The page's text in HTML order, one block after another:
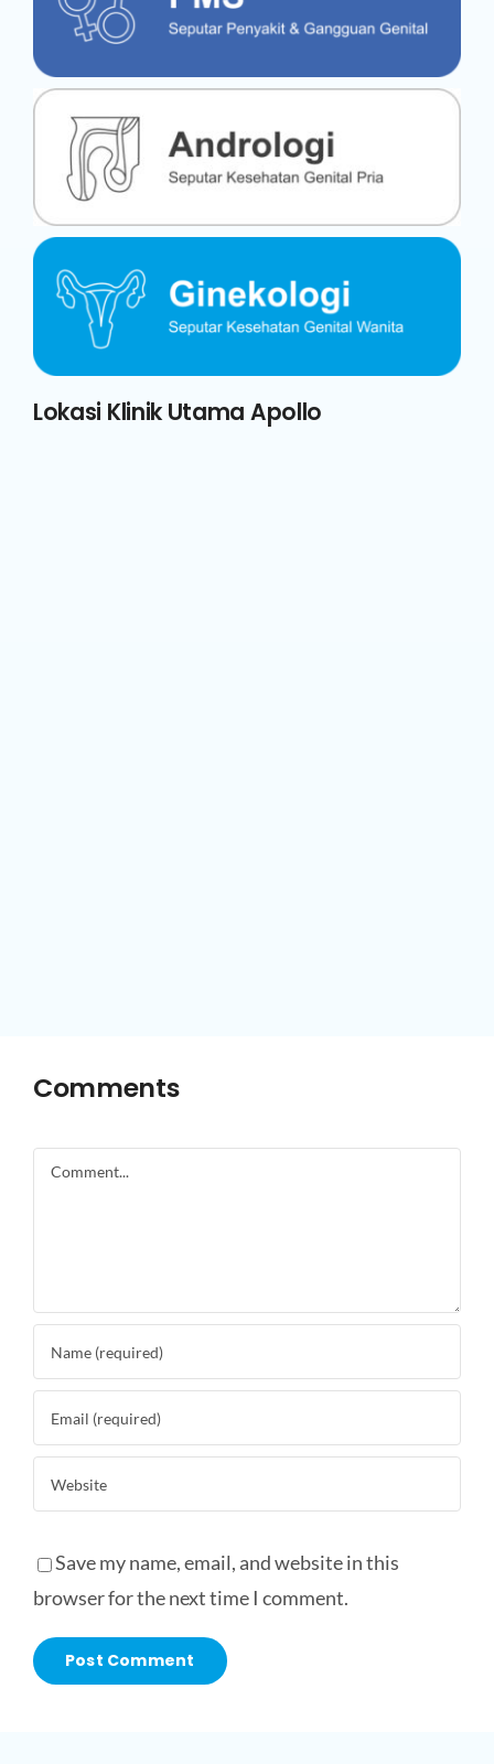
Lokasi Klinik Utama Apollo
Comments
Comment
Save my name, email, and website in this
browser for the next time I comment.